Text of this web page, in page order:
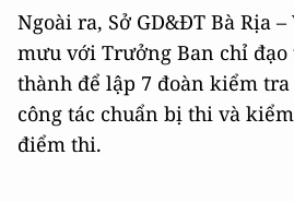
Ngoài ra, Sở GD&ĐT Bà Rịa
mưu với Trưởng Ban chỉ đạo
thành để lập 7 đoàn kiểm
công tác chuẩn bị thi và
điểm thi.